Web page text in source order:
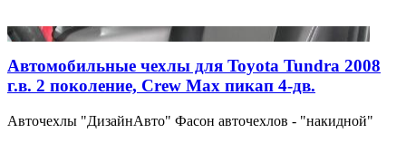
Автомобильные чехлы для Toyota Tundra 2008
г.в. 2 поколение, Crew Max пикап 4-дв.
Авточехлы "ДизайнАвто" Фасон авточехлов - "накидной"